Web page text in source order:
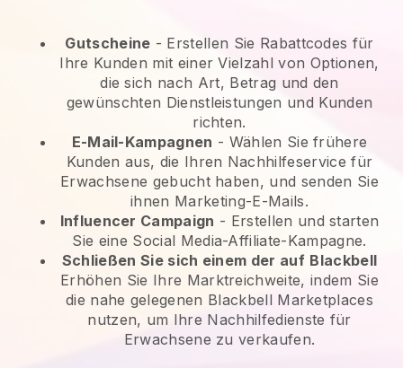
Gutscheine - Erstellen Sie Rabattcodes für
Ihre Kunden mit einer Vielzahl von Optionen,
die sich nach Art, Betrag und den
gewünschten Dienstleistungen und Kunden
richten.
E-Mail-Kampagnen - Wählen Sie frühere
Kunden aus, die Ihren Nachhilfeservice für
Erwachsene gebucht haben, und senden Sie
ihnen Marketing-E-Mails.
Influencer Campaign - Erstellen und starten
Sie eine Social Media-Affiliate-Kampagne.
Schließen Sie sich einem der auf Blackbell
Erhöhen Sie Ihre Marktreichweite, indem Sie
die nahe gelegenen Blackbell Marketplaces
nutzen, um Ihre Nachhilfedienste für
Erwachsene zu verkaufen.